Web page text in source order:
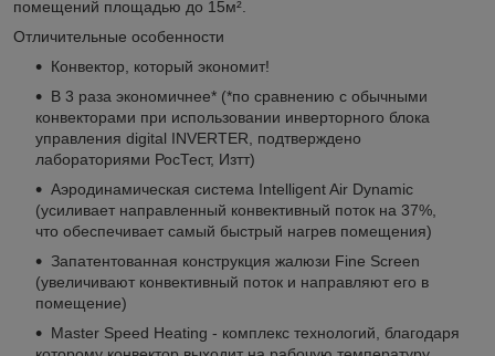
помещений площадью до 15м².
Отличительные особенности
Конвектор, который экономит!
В 3 раза экономичнее* (*по сравнению с обычными
конвекторами при использовании инверторного блока
управления digital INVERTER, подтверждено
лабораториями РосТест, Изтт)
Аэродинамическая система Intelligent Air Dynamic
(усиливает направленный конвективный поток на 37%,
что обеспечивает самый быстрый нагрев помещения)
Запатентованная конструкция жалюзи Fine Screen
(увеличивают конвективный поток и направляют его в
помещение)
Master Speed Heating - комплекс технологий, благодаря